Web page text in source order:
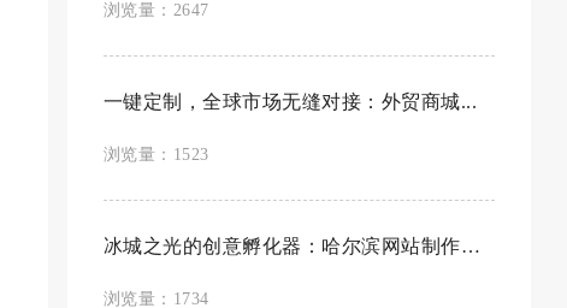
浏览量：2647
一键定制，全球市场无缝对接：外贸商城...
浏览量：1523
冰城之光的创意孵化器：哈尔滨网站制作公...
浏览量：1734